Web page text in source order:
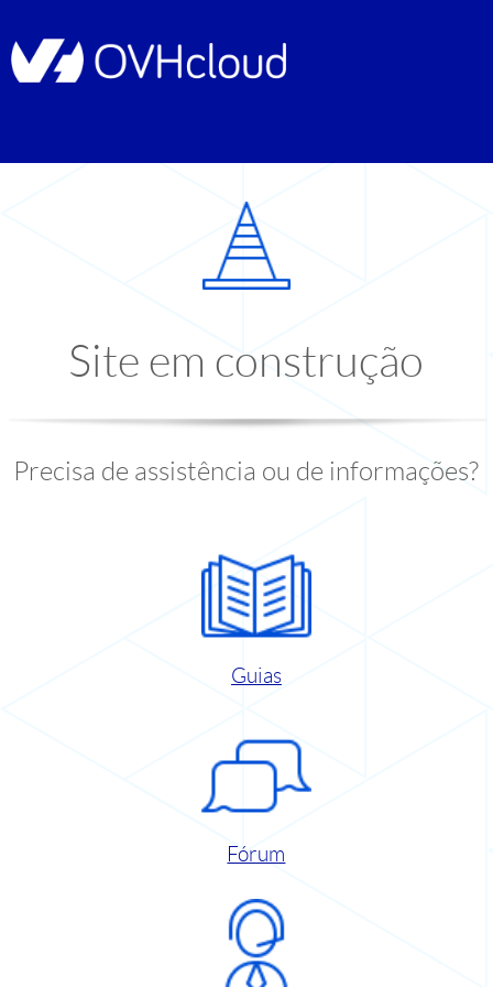
Site em construção
Precisa de assistência ou de informações?
Guias
Fórum